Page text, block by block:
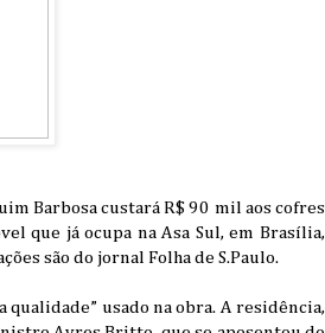
Barbosa custará R$ 90 mil aos cofres
que já ocupa na Asa Sul, em Brasília,
são do jornal Folha de S.Paulo.
qualidade” usado na obra. A residência,